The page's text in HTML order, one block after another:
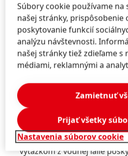
ktorý dodáva vlasom
Jej svieža vôňa je tvorená
tónmi vodnej ľalie.
Šampón FRESHLIGHT
EUR/300 ml
Receptúra s výťažkom
normálnym a jemným
starostlivosť.
Kondicionér FRESHLIGHT
4,99 EUR/300 ml
Lahodná hydratujúca
výťažkom z vodnej ľalie
Súbory cookie používame
našej stránky, prispôsobenie
poskytovanie funkcií
analýzu návštevnosti.
našej stránky tiež zdieľame s
médiami, reklamnými a
Nastavenia súborov cookie
Zamietnuť
Prijať všetky